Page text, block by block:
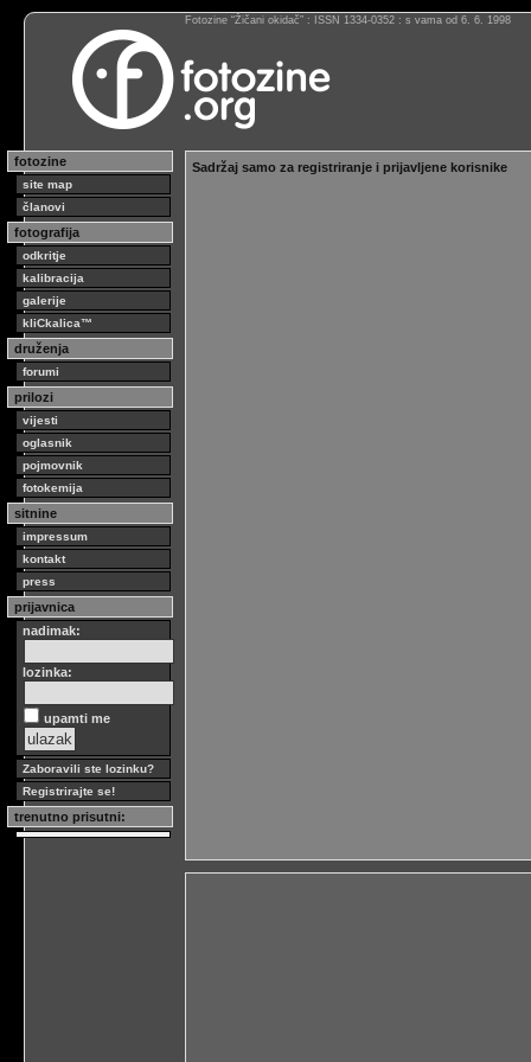
Fotozine “Žičani okidač” : ISSN 1334-0352 : s vama od 6. 6. 1998
fotozine
site map
članovi
fotografija
odkritje
kalibracija
galerije
kliCkalica™
druženja
forumi
prilozi
vijesti
oglasnik
pojmovnik
fotokemija
sitnine
impressum
kontakt
press
prijavnica
nadimak:
lozinka:
upamti me
Zaboravili ste lozinku?
Registrirajte se!
trenutno prisutni:
Sadržaj samo za registriranje i prijavljene korisnike